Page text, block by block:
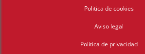
Politica de cookies
Aviso legal
Politica de privacidad